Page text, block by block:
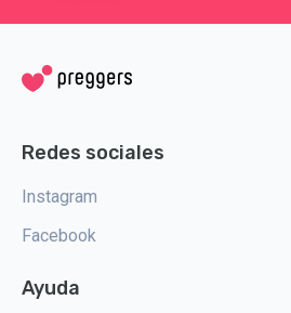
Redes sociales
Instagram
Facebook
Ayuda